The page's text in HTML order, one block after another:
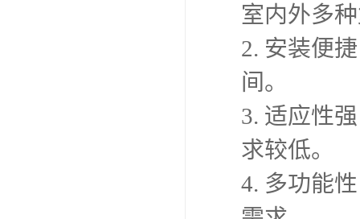
室内外多
2. 安装便
间。
3. 适应性
求较低。
4. 多功能